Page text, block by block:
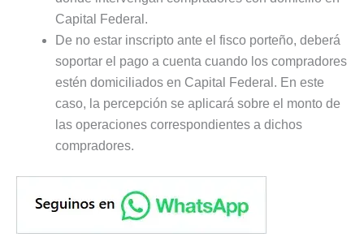
Capital Federal.
De no estar inscripto ante el fisco porteño, deberá
soportar el pago a cuenta cuando los compradores
estén domiciliados en Capital Federal. En este
caso, la percepción se aplicará sobre el monto de
las operaciones correspondientes a dichos
compradores.